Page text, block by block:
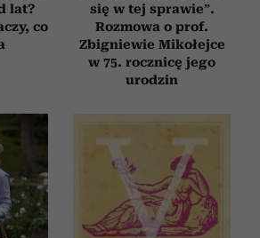
lat?
co
się w tej sprawie”.
Rozmowa o prof.
Zbigniewie Mikołejce
w 75. rocznicę jego
urodzin